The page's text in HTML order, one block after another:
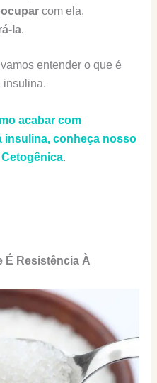
com ela,
la.
entender o que é
insulina.
acabar com
insulina, conheça nosso
.
É Resistência À